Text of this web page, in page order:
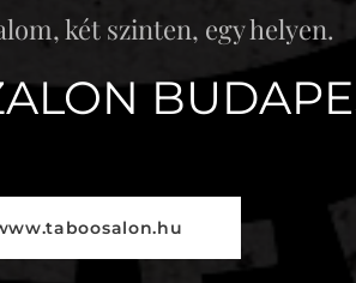
két szinten, egy helyen.